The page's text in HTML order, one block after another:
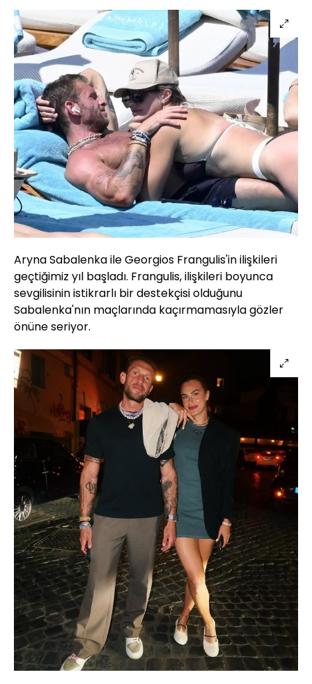
Aryna Sabalenka ile Georgios Frangulis'in ilişkileri
geçtiğimiz yıl başladı. Frangulis, ilişkileri boyunca
sevgilisinin istikrarlı bir destekçisi olduğunu
Sabalenka'nın maçlarında kaçırmamasıyla gözler
önüne seriyor.